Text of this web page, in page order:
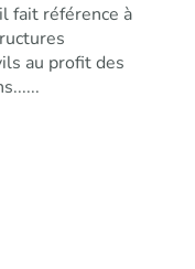
fait référence à
au profit des